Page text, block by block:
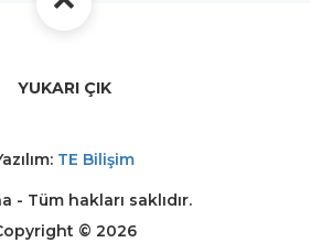
YUKARI ÇIK
TE Bilişim
- Tüm hakları saklıdır.
© 2026